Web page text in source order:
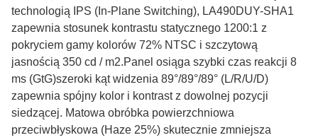
technologią IPS (In-Plane Switching), LA490DUY-SHA1
zapewnia stosunek kontrastu statycznego 1200:1 z
pokryciem gamy kolorów 72% NTSC i szczytową
jasnością 350 cd / m2.Panel osiąga szybki czas reakcji 8
ms (GtG)szeroki kąt widzenia 89°/89°/89° (L/R/U/D)
zapewnia spójny kolor i kontrast z dowolnej pozycji
siedzącej. Matowa obróbka powierzchniowa
przeciwbłyskowa (Haze 25%) skutecznie zmniejsza